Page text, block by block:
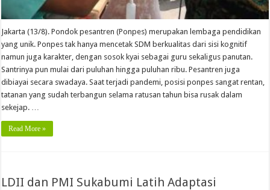
Jakarta (13/8). Pondok pesantren (Ponpes) merupakan lembaga pendidikan
yang unik. Ponpes tak hanya mencetak SDM berkualitas dari sisi kognitif
namun juga karakter, dengan sosok kyai sebagai guru sekaligus panutan.
Santrinya pun mulai dari puluhan hingga puluhan ribu. Pesantren juga
dibiayai secara swadaya. Saat terjadi pandemi, posisi ponpes sangat rentan,
tatanan yang sudah terbangun selama ratusan tahun bisa rusak dalam
sekejap. …
Read More »
LDII dan PMI Sukabumi Latih Adaptasi